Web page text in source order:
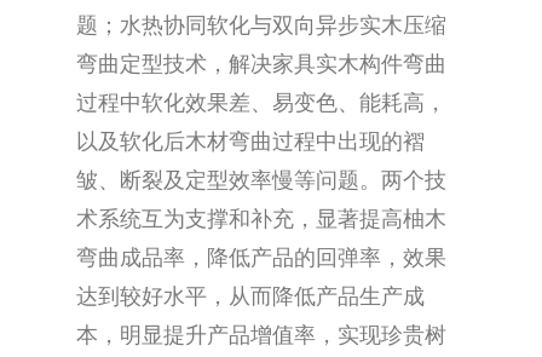
题；水热协同软化与双向异步实木压缩
弯曲定型技术，解决家具实木构件弯曲
过程中软化效果差、易变色、能耗高，
以及软化后木材弯曲过程中出现的褶
皱、断裂及定型效率慢等问题。两个技
术系统互为支撑和补充，显著提高柚木
弯曲成品率，降低产品的回弹率，效果
达到较好水平，从而降低产品生产成
本，明显提升产品增值率，实现珍贵树